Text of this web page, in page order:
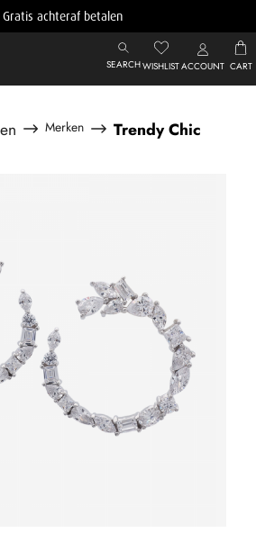
achteraf betalen
SEARCHWISHLISTACCOUNT CART
Merken Trendy Chic